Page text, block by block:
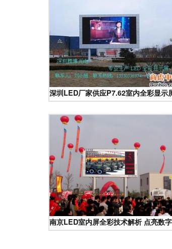
深圳LED厂家供应P7.62室内全彩显示
南京LED室内屏全彩技术解析 点亮数